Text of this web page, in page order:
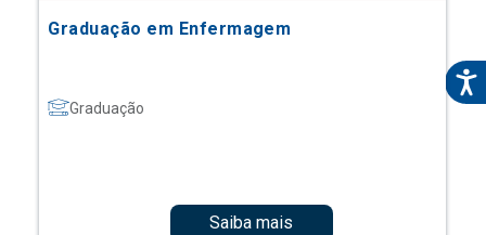
Graduação em Enfermagem
Graduação
Saiba mais